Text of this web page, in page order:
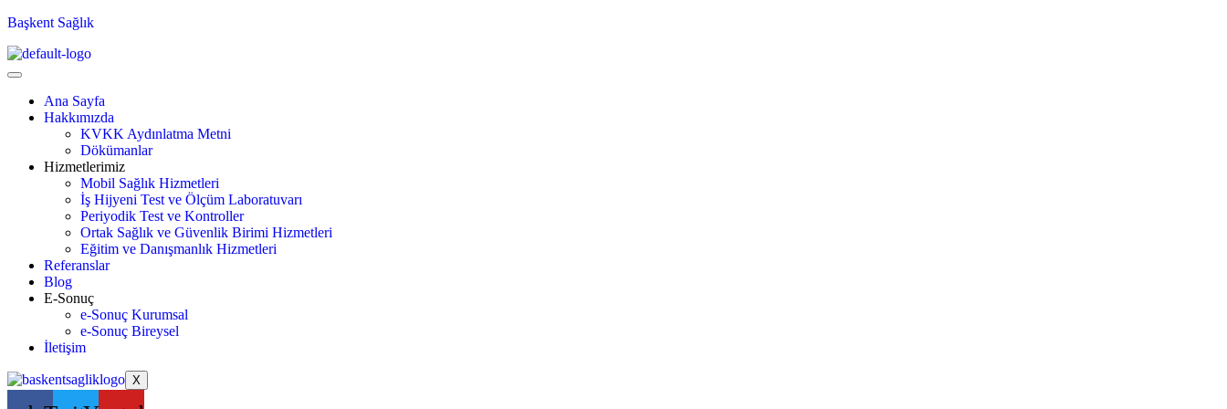
Başkent Sağlık
Ana Sayfa
Hakkımızda
KVKK Aydınlatma Metni
Dökümanlar
Hizmetlerimiz
Mobil Sağlık Hizmetleri
İş Hijyeni Test ve Ölçüm Laboratuvarı
Periyodik Test ve Kontroller
Ortak Sağlık ve Güvenlik Birimi Hizmetleri
Eğitim ve Danışmanlık Hizmetleri
Referanslar
Blog
E-Sonuç
e-Sonuç Kurumsal
e-Sonuç Bireysel
İletişim
X